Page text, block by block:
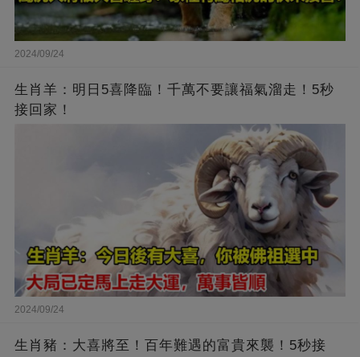
2024/09/24
生肖羊：明日5喜降臨！千萬不要讓福氣溜走！5秒
接回家！
2024/09/24
生肖豬：大喜將至！百年難遇的富貴來襲！5秒接